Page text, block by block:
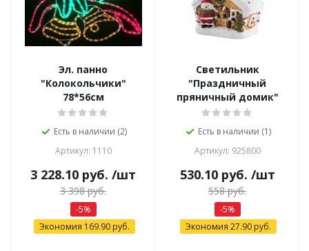
Эл. панно
"Колокольчики"
78*56см
Есть в наличии (2)
Артикул: 1110
3 228.10 руб. /шт
3 398руб.
-5%
Экономия 169.90руб.
Светильник
"Праздничный
пряничный домик"
Есть в наличии (1)
Артикул: 925800
530.10руб. /шт
558руб.
-5%
Экономия 27.90 руб.